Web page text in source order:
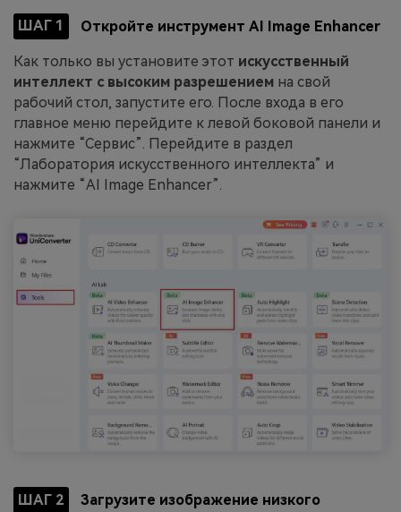
ШАГ 1 Откройте инструмент AI Image Enhancer
Как только вы установите этот искусственный
интеллект с высоким разрешением на свой
рабочий стол, запустите его. После входа в его
главное меню перейдите к левой боковой панели и
нажмите “Сервис”. Перейдите в раздел
“Лаборатория искусственного интеллекта” и
нажмите “AI Image Enhancer”.
ШАГ 2
Загрузите изображение низкого